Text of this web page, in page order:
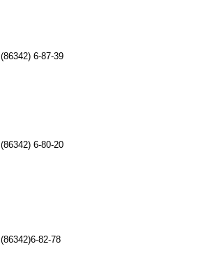
(86342) 6-87-39
(86342) 6-80-20
(86342)6-82-78